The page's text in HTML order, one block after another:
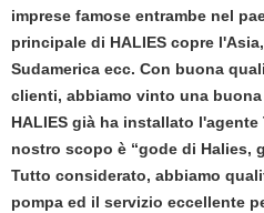
imprese famose entrambe nel
principale di HALIES copre
Sudamerica ecc. Con buona
clienti, abbiamo vinto una
HALIES già ha installato l'agente
nostro scopo è “gode di Halies,
Tutto considerato, abbiamo
pompa ed il servizio eccellente